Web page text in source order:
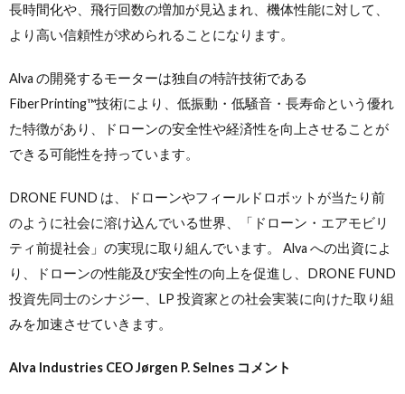
長時間化や、飛行回数の増加が見込まれ、機体性能に対して、
より高い信頼性が求められることになります。
Alva の開発するモーターは独自の特許技術である
FiberPrinting™技術により、低振動・低騒音・長寿命という優れ
た特徴があり、ドローンの安全性や経済性を向上させることが
できる可能性を持っています。
DRONE FUND は、ドローンやフィールドロボットが当たり前
のように社会に溶け込んでいる世界、「ドローン・エアモビリ
ティ前提社会」の実現に取り組んでいます。 Alva への出資によ
り、ドローンの性能及び安全性の向上を促進し、DRONE FUND
投資先同士のシナジー、LP 投資家との社会実装に向けた取り組
みを加速させていきます。
Alva Industries CEO Jørgen P. Selnes コメント